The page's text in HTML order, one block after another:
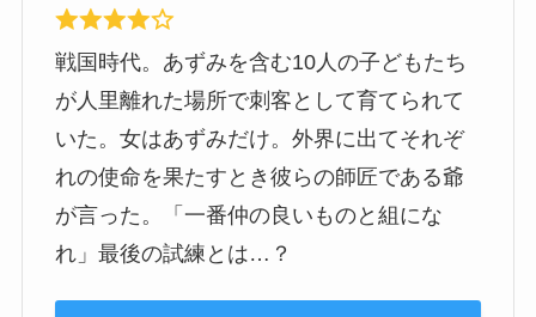
戦国時代。あずみを含む10人の子どもたち
が人里離れた場所で刺客として育てられて
いた。女はあずみだけ。外界に出てそれぞ
れの使命を果たすとき彼らの師匠である爺
が言った。「一番仲の良いものと組にな
れ」最後の試練とは…？